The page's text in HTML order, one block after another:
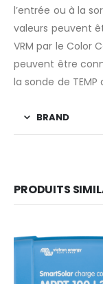
l’entrée ou à la
valeurs peuvent
VRM par le Color
peuvent être
la sonde de
BRAND
PRODUITS